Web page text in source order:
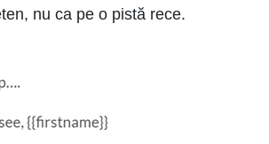
nu ca pe o pistă rece.